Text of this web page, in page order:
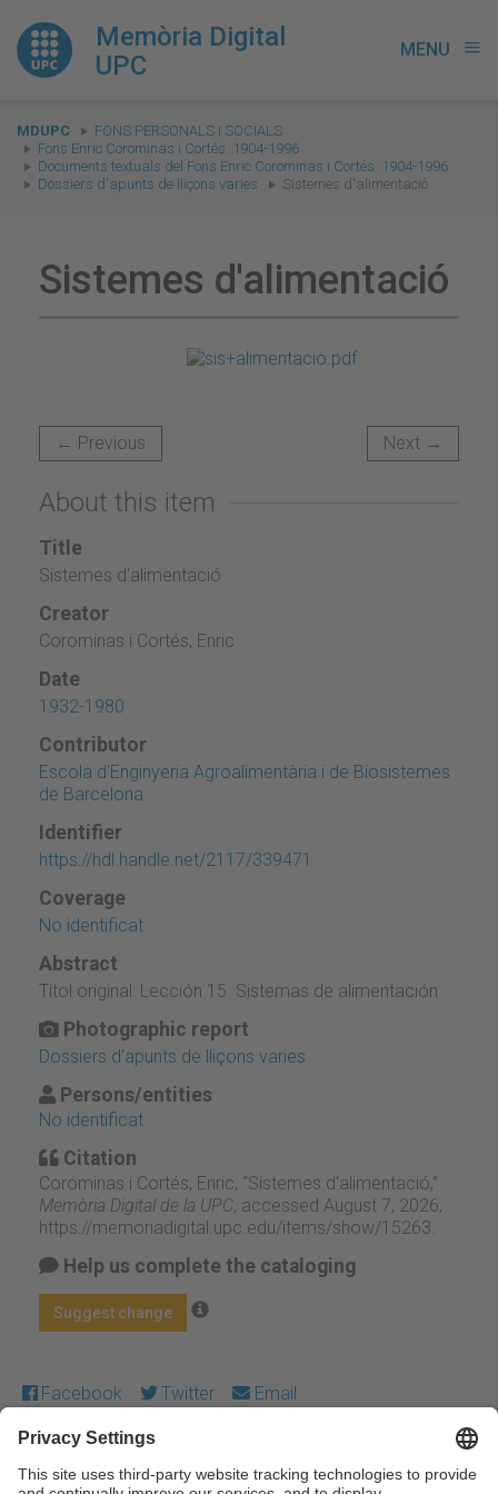
Memòria Digital
UPC
MENU menu
You
are
here:
MDUPC
FONS PERSONALS I SOCIALS
Fons Enric Corominas i Cortés. 1904-1996
Documents textuals del Fons Enric Corominas i Cortés. 1904-1996
Dossiers d'apunts de lliçons varies
Sistemes d'alimentació
Sistemes d'alimentació
← Previous Next →
About this item
Title
Sistemes d'alimentació
Creator
Corominas i Cortés, Enric
Date
1932-1980
Contributor
Escola d'Enginyeria Agroalimentària i de Biosistemes
de Barcelona
Identifier
https://hdl.handle.net/2117/339471
Coverage
No identificat
Abstract
Títol original: Lección 15. Sistemas de alimentación
Photographic report
Dossiers d'apunts de lliçons varies
Persons/entities
No identificat
Citation
Corominas i Cortés, Enric, “Sistemes d'alimentació,”
Memòria Digital de la UPC, accessed August 7, 2026,
https://memoriadigital.upc.edu/items/show/15263
Help us complete the cataloging
Suggest change
Facebook Twitter Email